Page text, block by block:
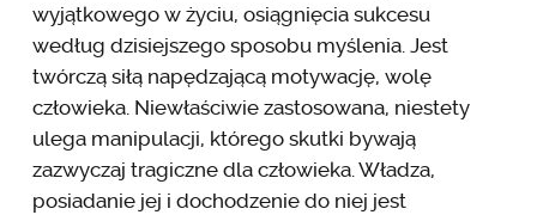
wyjątkowego w życiu, osiągnięcia sukcesu
według dzisiejszego sposobu myślenia. Jest
twórczą siłą napędzającą motywację, wolę
człowieka. Niewłaściwie zastosowana, niestety
ulega manipulacji, którego skutki bywają
zazwyczaj tragiczne dla człowieka. Władza,
posiadanie jej i dochodzenie do niej jest